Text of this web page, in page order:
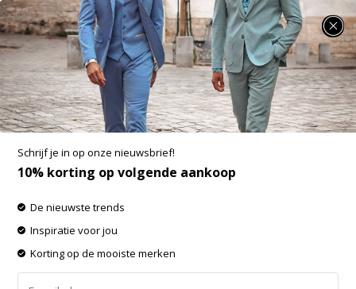
SUMMER SALE: 25% t/m 50% korting op heel veel zomerse items!
Baron Filou Pullover Filou CXLVII. Stone Grey
Aan verlanglijst toevoegen
-60%
Schrijf je in op onze nieuwsbrief!
10% korting op volgende aankoop
De nieuwste trends
Inspiratie voor jou
Korting op de mooiste merken